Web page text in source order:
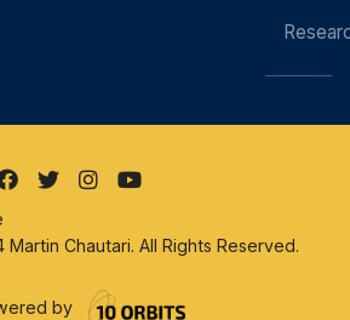
Chautari. All Rights Reserved.
by